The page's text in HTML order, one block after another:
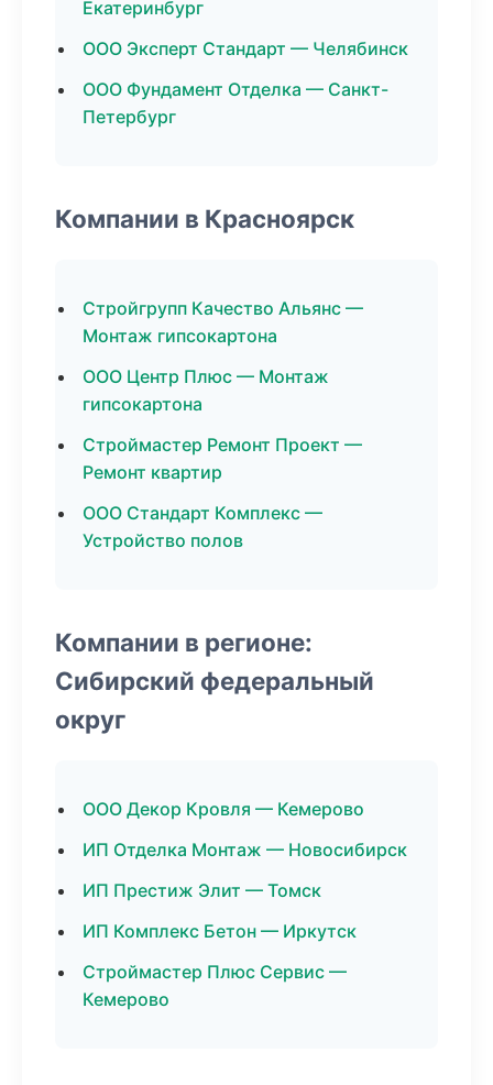
Екатеринбург
ООО Эксперт Стандарт — Челябинск
ООО Фундамент Отделка — Санкт-
Петербург
Компании в Красноярск
Стройгрупп Качество Альянс —
Монтаж гипсокартона
ООО Центр Плюс — Монтаж
гипсокартона
Строймастер Ремонт Проект —
Ремонт квартир
ООО Стандарт Комплекс —
Устройство полов
Компании в регионе:
Сибирский федеральный
округ
ООО Декор Кровля — Кемерово
ИП Отделка Монтаж — Новосибирск
ИП Престиж Элит — Томск
ИП Комплекс Бетон — Иркутск
Строймастер Плюс Сервис —
Кемерово